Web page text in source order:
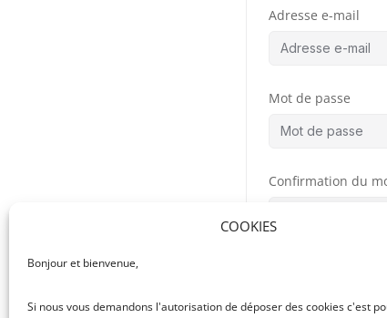
COOKIES
Bonjour et bienvenue,
Si nous vous demandons l'autorisation de déposer des cookies c'est
Adresse e-mail
Mot de passe
Confirmation du